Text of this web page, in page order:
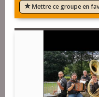
Mettre ce groupe en